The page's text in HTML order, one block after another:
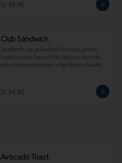
S/ 39.90
Club Sándwich
Sándwich con pollo deshilachado, jamón
inglés, queso, huevo frito, tocino y tomate,
con mayonesa en pan miga blanco. Añade
S/ 34.90
Avocado Toast